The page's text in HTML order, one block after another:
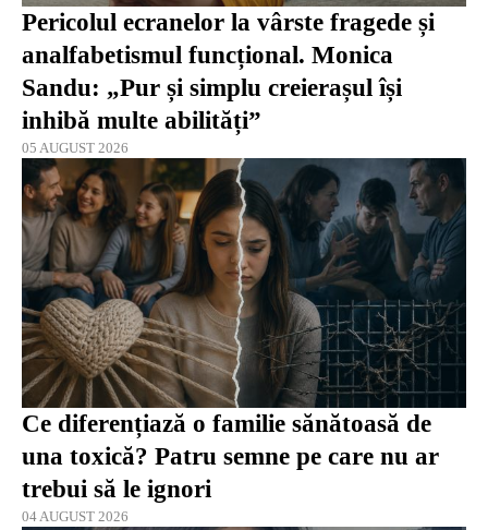
Pericolul ecranelor la vârste fragede și
analfabetismul funcțional. Monica
Sandu: „Pur și simplu creierașul își
inhibă multe abilități”
05 AUGUST 2026
Ce diferențiază o familie sănătoasă de
una toxică? Patru semne pe care nu ar
trebui să le ignori
04 AUGUST 2026